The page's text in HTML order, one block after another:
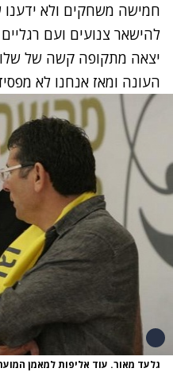
חמישה משחקים ולא ידענו
להישאר צנועים ועם
יצאה מתקופה קשה של
העונה ומאז אנחנו לא
גלעד מאור. עוד אליפות למאמן